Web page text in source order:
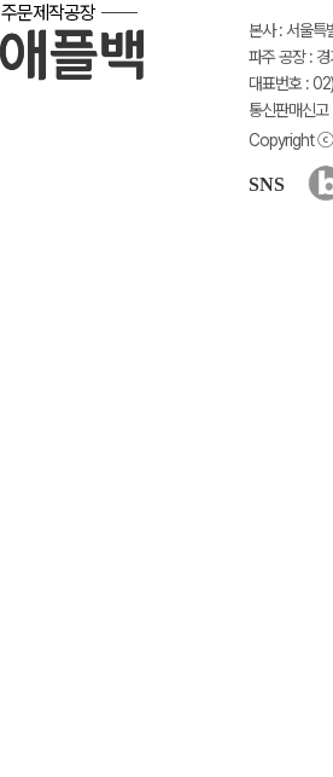
주문제작공장
본사 : 서울
파주 공장 :
대표번호 :
통신판매신
Copyright ⓒ
SNS